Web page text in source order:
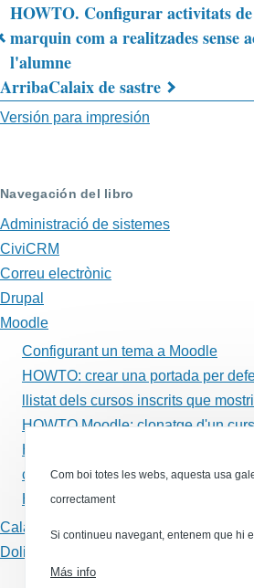
Enlaces
transversales
de
Book
HOWTO:
Upgrade
Moodle
from
CLI
using
git
HOWTO. Configurar activitats de
marquin com a realitzades sense
l'alumne
ArribaCalaix de sastre
Versión para impresión
Navegación del libro
Administració de sistemes
CiviCRM
Correu electrònic
Drupal
Moodle
Configurant un tema a Moodle
HOWTO: crear una portada per
llistat dels cursos inscrits que
HOWTO Moodle: clonatge d'un curs
HOWTO. Configurar activitats de
com a realitzades sense acció
HOWTO: Upgrade Moodle from CLI
Calaix de sastre
Dolibarr
Canal RSS
Com boi totes les webs, aquesta usa
correctament
Si continueu navegant, entenem que hi
Más info